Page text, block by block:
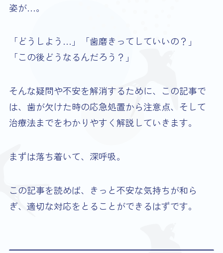
姿が…。
「どうしよう…」「歯磨きってしていいの？」
「この後どうなるんだろう？」
そんな疑問や不安を解消するために、この記事で
は、歯が欠けた時の応急処置から注意点、そして
治療法までをわかりやすく解説していきます。
まずは落ち着いて、深呼吸。
この記事を読めば、きっと不安な気持ちが和ら
ぎ、適切な対応をとることができるはずです。